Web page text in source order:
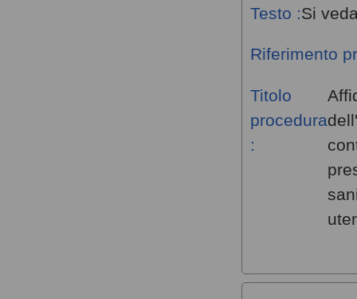
Testo :Si
Riferimento
Titolo
procedura
: